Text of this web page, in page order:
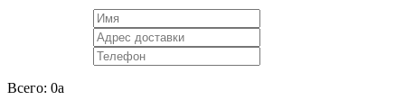
Всего: 0a